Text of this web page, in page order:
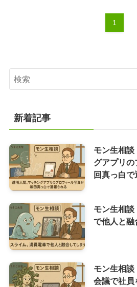
1
新着記事
モン生相
グアプリ
回真っ白
モン生相
で他人と融
モン生相談
会議で社員